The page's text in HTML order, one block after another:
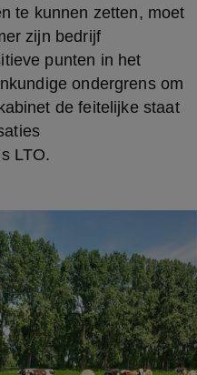
te kunnen zetten, moet
zijn bedrijf
punten in het
ondergrens om
de feitelijke staat
LTO.